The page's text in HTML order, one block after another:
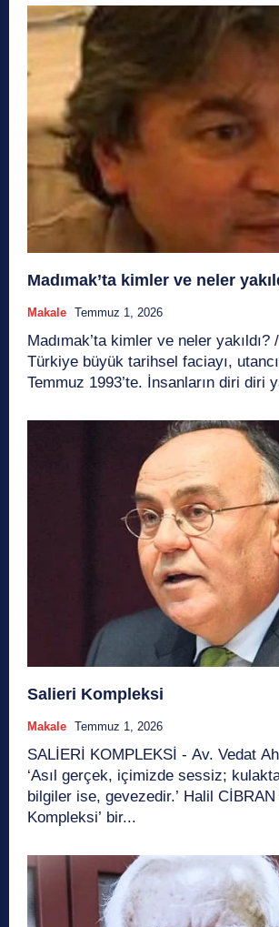
Madımak’ta kimler ve neler
Makale Temmuz 1, 2026
Madımak’ta kimler ve neler
Türkiye büyük tarihsel faciayı,
Temmuz 1993’te. İnsanların diri diri
Salieri Kompleksi
Makale Temmuz 1, 2026
SALİERİ KOMPLEKSİ - Av. Vedat
‘Asıl gerçek, içimizde sessiz;
bilgiler ise, gevezedir.’ Halil CİBRAN
Kompleksi’ bir...